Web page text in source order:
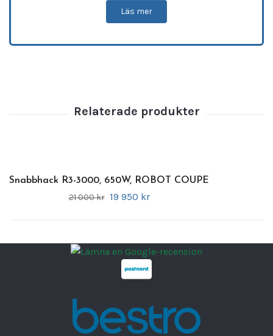
är utvecklad för alla typer av
Hacktillsats
Levereras medslät knivsom standard.
knådning.
Räffeltandad kniv för örter och kryddor.
Läs mer
Snabbhack R3-3000, 650W, ROBOT COUPE
21 000 kr 19 950 kr